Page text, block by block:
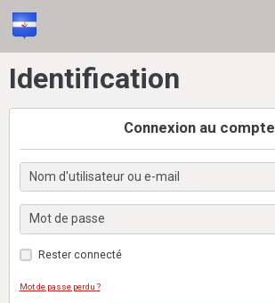
Identification
Connexion au compte
Rester connecté
Mot de passe perdu ?